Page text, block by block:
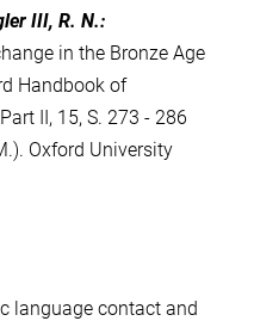
III, R. N.:
in the Bronze Age
Handbook of
II, 15, S. 273 - 286
Oxford University
language contact and